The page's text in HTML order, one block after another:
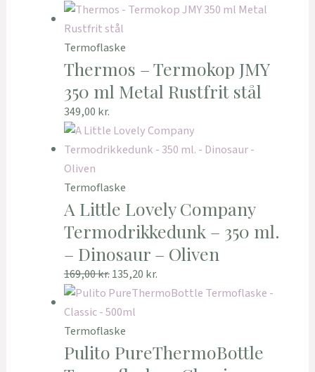
Termoflaske
Thermos – Termokop JMY
350 ml Metal Rustfrit stål
349,00 kr.
Termoflaske
A Little Lovely Company
Termodrikkedunk – 350 ml.
– Dinosaur – Oliven
169,00kr.135,20 kr.
Termoflaske
Pulito PureThermoBottle